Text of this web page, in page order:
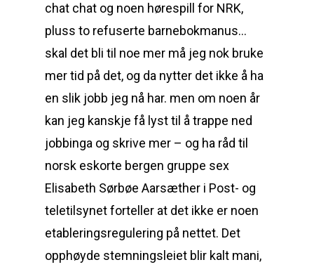
chat chat og noen hørespill for NRK,
pluss to refuserte barnebokmanus…
skal det bli til noe mer må jeg nok bruke
mer tid på det, og da nytter det ikke å ha
en slik jobb jeg nå har. men om noen år
kan jeg kanskje få lyst til å trappe ned
jobbinga og skrive mer – og ha råd til
norsk eskorte bergen gruppe sex
Elisabeth Sørbøe Aarsæther i Post- og
teletilsynet forteller at det ikke er noen
etableringsregulering på nettet. Det
opphøyde stemningsleiet blir kalt mani,